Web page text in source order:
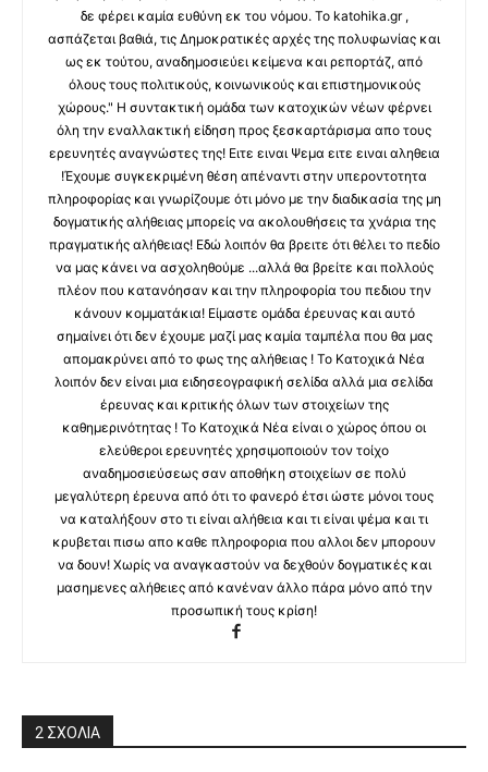
δε φέρει καμία ευθύνη εκ του νόμου. Το katohika.gr ,
ασπάζεται βαθιά, τις Δημοκρατικές αρχές της πολυφωνίας και
ως εκ τούτου, αναδημοσιεύει κείμενα και ρεπορτάζ, από
όλους τους πολιτικούς, κοινωνικούς και επιστημονικούς
χώρους." Η συντακτική ομάδα των κατοχικών νέων φέρνει
όλη την εναλλακτική είδηση προς ξεσκαρτάρισμα απο τους
ερευνητές αναγνώστες της! Ειτε ειναι Ψεμα ειτε ειναι αληθεια
!Έχουμε συγκεκριμένη θέση απέναντι στην υπεροντοτητα
πληροφορίας και γνωρίζουμε ότι μόνο με την διαδικασία της μη
δογματικής αλήθειας μπορείς να ακολουθήσεις τα χνάρια της
πραγματικής αλήθειας! Εδώ λοιπόν θα βρειτε ότι θέλει το πεδίο
να μας κάνει να ασχοληθούμε ...αλλά θα βρείτε και πολλούς
πλέον που κατανόησαν και την πληροφορία του πεδιου την
κάνουν κομματάκια! Είμαστε ομάδα έρευνας και αυτό
σημαίνει ότι δεν έχουμε μαζί μας καμία ταμπέλα που θα μας
απομακρύνει από το φως της αλήθειας ! Το Κατοχικά Νέα
λοιπόν δεν είναι μια ειδησεογραφική σελίδα αλλά μια σελίδα
έρευνας και κριτικής όλων των στοιχείων της
καθημερινότητας ! Το Κατοχικά Νέα είναι ο χώρος όπου οι
ελεύθεροι ερευνητές χρησιμοποιούν τον τοίχο
αναδημοσιεύσεως σαν αποθήκη στοιχείων σε πολύ
μεγαλύτερη έρευνα από ότι το φανερό έτσι ώστε μόνοι τους
να καταλήξουν στο τι είναι αλήθεια και τι είναι ψέμα και τι
κρυβεται πισω απο καθε πληροφορια που αλλοι δεν μπορουν
να δουν! Χωρίς να αναγκαστούν να δεχθούν δογματικές και
μασημενες αλήθειες από κανέναν άλλο πάρα μόνο από την
προσωπική τους κρίση!
2 ΣΧΟΛΙΑ